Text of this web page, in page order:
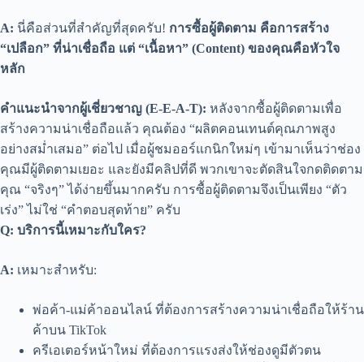
A: นี่คือส่วนที่สำคัญที่สุดครับ! การซื้อผู้ติดตาม คือการสร้าง
“เปลือก” ที่น่าเชื่อถือ แต่ “เนื้อหา” (Content) ของคุณคือหัวใจ
หลัก
คำแนะนำจากผู้เชี่ยวชาญ (E-E-A-T): หลังจากซื้อผู้ติดตามเพื่อ
สร้างความน่าเชื่อถือแล้ว คุณต้อง “ผลิตคอนเทนต์คุณภาพสูง
อย่างสม่ำเสมอ” ต่อไป เมื่อผู้ชมออร์แกนิกใหม่ๆ เข้ามาเห็นว่าช่อง
คุณมีผู้ติดตามเยอะ และยังมีคลิปที่ดี พวกเขาจะตัดสินใจกดติดตาม
คุณ “จริงๆ” ได้ง่ายขึ้นมากครับ การซื้อผู้ติดตามจึงเป็นเพียง “ตัว
เร่ง” ไม่ใช่ “คำตอบสุดท้าย” ครับ
Q: บริการนี้เหมาะกับใคร?
A: เหมาะสำหรับ:
พ่อค้า-แม่ค้าออนไลน์ ที่ต้องการสร้างความน่าเชื่อถือให้ร้าน
ค้าบน TikTok
ครีเอเตอร์หน้าใหม่ ที่ต้องการแรงส่งให้ช่องดูมีตัวตน